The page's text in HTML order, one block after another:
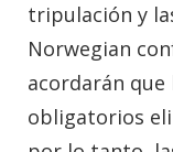
tripulación y
Norwegian
acordarán
obligatorios